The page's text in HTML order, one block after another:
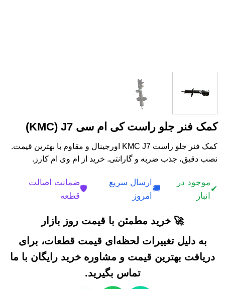
کمک فنر جلو راست کی ام سی KMC) J7)
کمک فنر جلو راست KMC J7 اورجینال و مقاوم با بهترین قیمت.
نصب دقیق، جذب ضربه و گارانتی. خرید از ام وی ام کارز.
✔
موجود در
انبار
🚚
ارسال سریع
امروز
🛡️
ضمانت اصالت
قطعه
🚀 خرید مطمئن با قیمت روز بازار
به دلیل تغییرات لحظه‌ای قیمت قطعات، برای
دریافت بهترین قیمت و مشاوره خرید رایگان با ما
تماس بگیرید.